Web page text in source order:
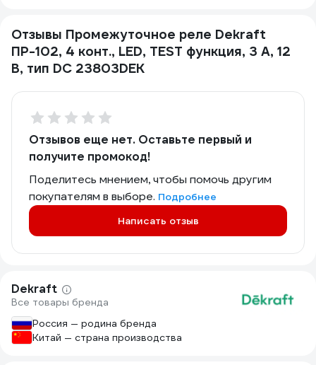
Отзывы Промежуточное реле Dekraft
ПР-102, 4 конт., LED, TEST функция, 3 А, 12
В, тип DC 23803DEK
Отзывов еще нет. Оставьте первый и
получите промокод!
Поделитесь мнением, чтобы помочь другим
покупателям в выборе. Подробнее
Написать отзыв
Dekraft
Все товары бренда
Россия — родина бренда
Китай — страна производства